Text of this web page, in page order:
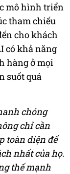
mô hình triển
tham chiếu
cho khách
có khả năng
hàng ở mọi
suốt quá
chóng
chỉ cần
toàn diện để
nhất của họ.
thế mạnh